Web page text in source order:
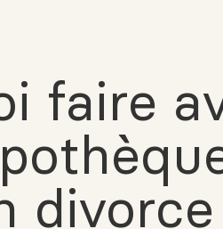
faire